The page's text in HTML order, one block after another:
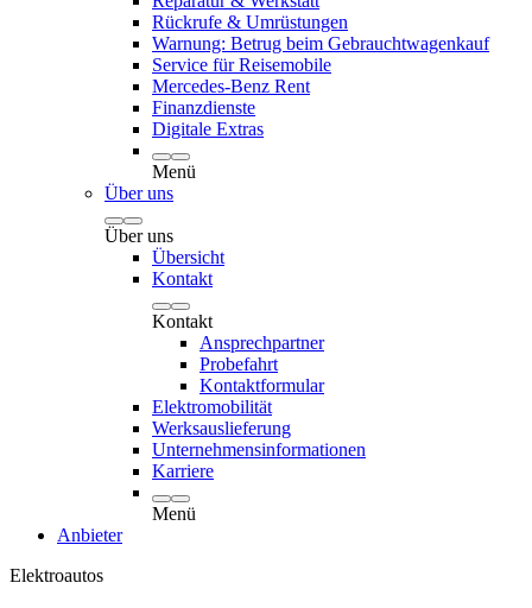
Rückrufe & Umrüstungen
Warnung: Betrug beim Gebrauchtwagenkauf
Service für Reisemobile
Mercedes-Benz Rent
Finanzdienste
Digitale Extras
Menü
Über uns
Über uns
Übersicht
Kontakt
Kontakt
Ansprechpartner
Probefahrt
Kontaktformular
Elektromobilität
Werksauslieferung
Unternehmensinformationen
Karriere
Menü
Anbieter
Elektroautos